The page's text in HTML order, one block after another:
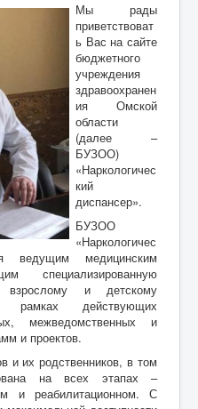
Мы рады
приветствоват
ь Вас на сайте
бюджетного
учреждения
здравоохранен
ия Омской
области
(далее –
БУЗОО)
«Наркологичес
кий
диспансер».
БУЗОО
«Наркологичес
ведущим медицинским
специализированную
взрослому и детскому
действующих
межведомственных и
и проектов.
и их родственников, в том
на всех этапах –
и реабилитационном. С